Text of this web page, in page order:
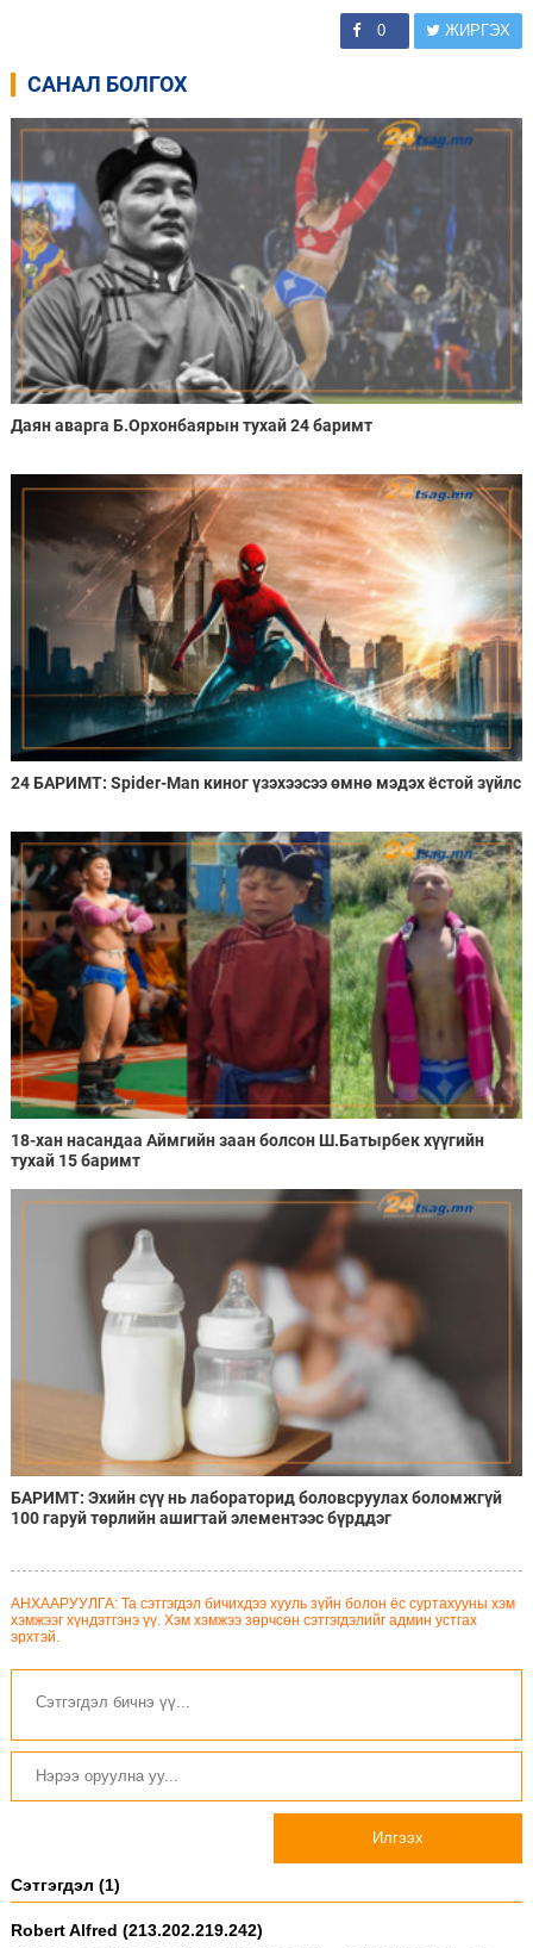
0 ЖИРГЭХ
САНАЛ БОЛГОХ
Даян аварга Б.Орхонбаярын тухай 24 баримт
24 БАРИМТ: Spider-Man киног үзэхээсээ өмнө мэдэх ёстой зүйлс
18-хан насандаа Аймгийн заан болсон Ш.Батырбек хүүгийн
тухай 15 баримт
БАРИМТ: Эхийн сүү нь лабораторид боловсруулах боломжгүй
100 гаруй төрлийн ашигтай элементээс бүрддэг
АНХААРУУЛГА: Та сэтгэгдэл бичихдээ хууль зүйн болон ёс суртахууны хэм
хэмжээг хүндэтгэнэ үү. Хэм хэмжээ зөрчсөн сэтгэгдэлийг админ устгах
эрхтэй.
Илгээх
Сэтгэгдэл (1)
Robert Alfred (213.202.219.242)